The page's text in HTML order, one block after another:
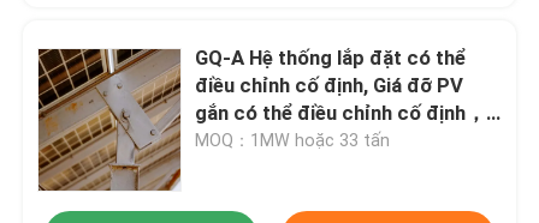
GQ-A Hệ thống lắp đặt có thể
điều chỉnh cố định, Giá đỡ PV
gắn có thể điều chỉnh cố định，
Tuổi thọ của hệ thống: >25 năm
MOQ：1MW hoặc 33 tấn